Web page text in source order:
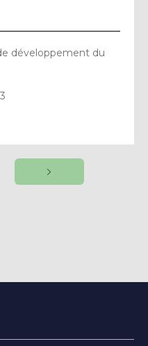
développement du